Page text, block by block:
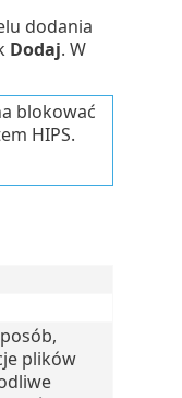
dodania
Dodaj. W
blokować
HIPS.
plików